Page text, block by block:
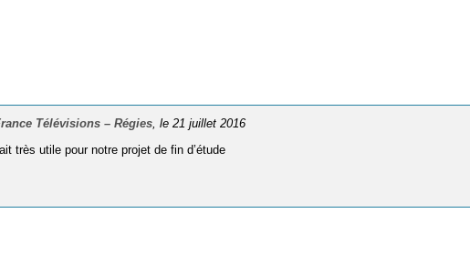
Télévisions – Régies , le 21 juillet 2016
très utile pour notre projet de fin d’étude